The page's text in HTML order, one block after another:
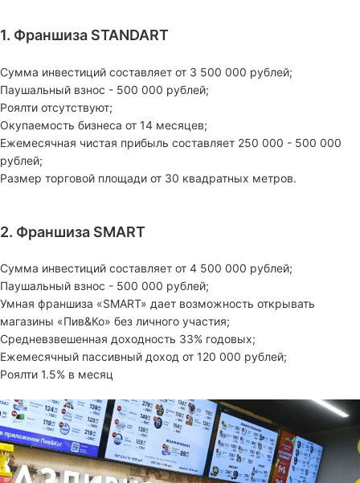
1. Франшиза STANDART
Сумма инвестиций составляет от 3 500 000 рублей;
Паушальный взнос - 500 000 рублей;
Роялти отсутствуют;
Окупаемость бизнеса от 14 месяцев;
Ежемесячная чистая прибыль составляет 250 000 - 500 000
рублей;
Размер торговой площади от 30 квадратных метров.
2. Франшиза SMART
Сумма инвестиций составляет от 4 500 000 рублей;
Паушальный взнос - 500 000 рублей;
Умная франшиза «SMART» дает возможность открывать
магазины «Пив&Ко» без личного участия;
Средневзвешенная доходность 33% годовых;
Ежемесячный пассивный доход от 120 000 рублей;
Роялти 1.5% в месяц